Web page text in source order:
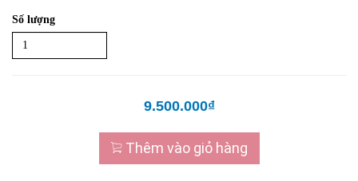
Số lượng
9.500.000₫
Thêm vào giỏ hàng